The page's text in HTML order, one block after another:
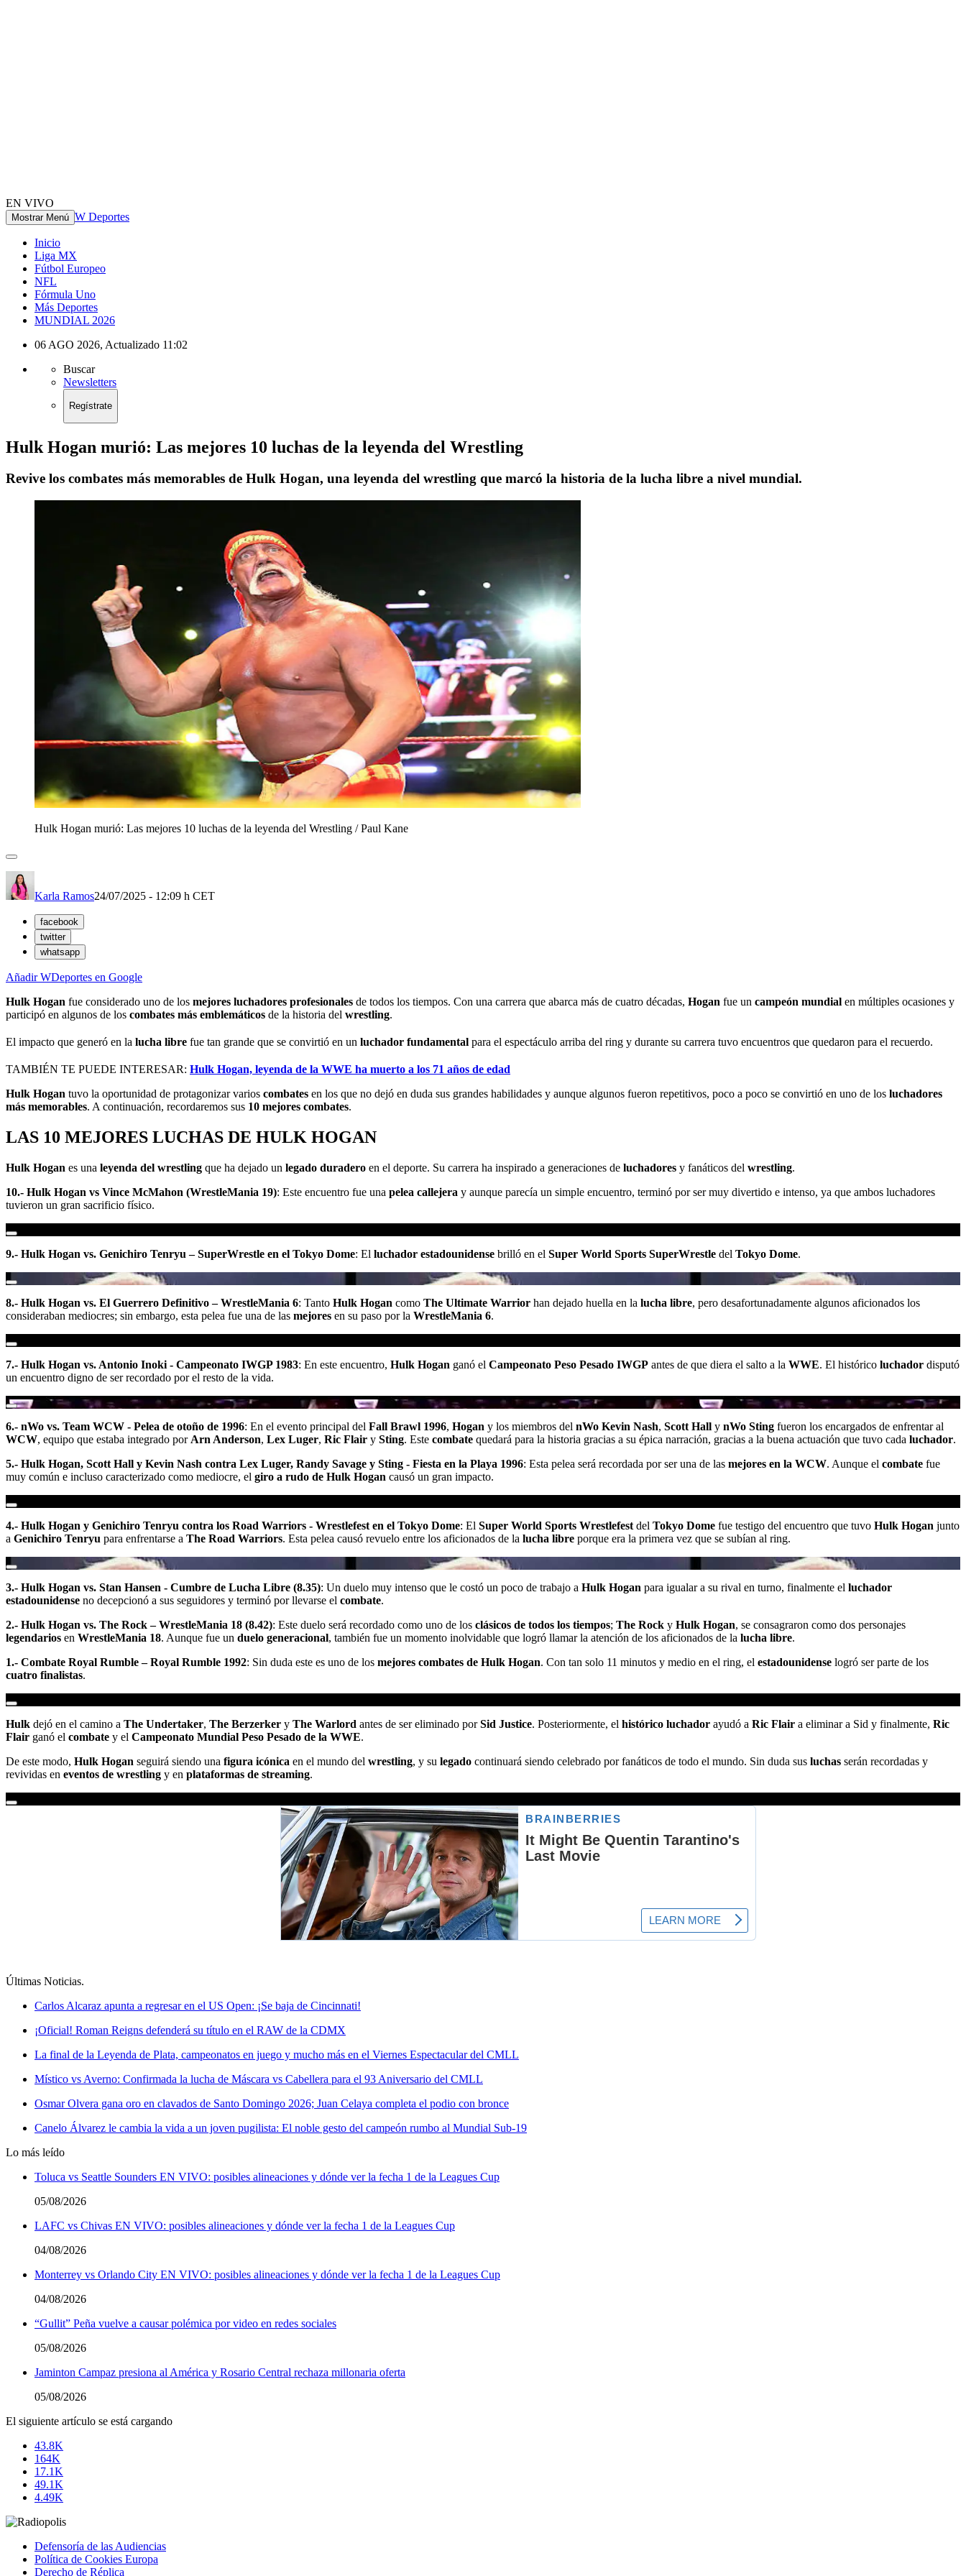
EN VIVO
Mostrar Menú W Deportes
Inicio
Liga MX
Fútbol Europeo
NFL
Fórmula Uno
Más Deportes
MUNDIAL 2026
06 AGO 2026, Actualizado 11:02
Buscar
Newsletters
Regístrate
Hulk Hogan murió: Las mejores 10 luchas de la leyenda del Wrestling
Revive los combates más memorables de Hulk Hogan, una leyenda del wrestling que marcó la historia de la lucha libre a nivel mundial.
Hulk Hogan murió: Las mejores 10 luchas de la leyenda del Wrestling /Paul Kane
Karla Ramos24/07/2025 - 12:09 h CET
facebook
twitter
whatsapp
Añadir WDeportes en Google
Hulk Hogan fue considerado uno de los mejores luchadores profesionales de todos los tiempos. Con una carrera que abarca más de cuatro décadas, Hogan fue un campeón mundial en múltiples ocasiones y
participó en algunos de los combates más emblemáticos de la historia del wrestling.
El impacto que generó en la lucha libre fue tan grande que se convirtió en un luchador fundamental para el espectáculo arriba del ring y durante su carrera tuvo encuentros que quedaron para el recuerdo.
TAMBIÉN TE PUEDE INTERESAR: Hulk Hogan, leyenda de la WWE ha muerto a los 71 años de edad
Hulk Hogan tuvo la oportunidad de protagonizar varios combates en los que no dejó en duda sus grandes habilidades y aunque algunos fueron repetitivos, poco a poco se convirtió en uno de los luchadores
más memorables. A continuación, recordaremos sus 10 mejores combates.
LAS 10 MEJORES LUCHAS DE HULK HOGAN
Hulk Hogan es una leyenda del wrestling que ha dejado un legado duradero en el deporte. Su carrera ha inspirado a generaciones de luchadores y fanáticos del wrestling.
10.- Hulk Hogan vs Vince McMahon (WrestleMania 19): Este encuentro fue una pelea callejera y aunque parecía un simple encuentro, terminó por ser muy divertido e intenso, ya que ambos luchadores
tuvieron un gran sacrificio físico.
9.- Hulk Hogan vs. Genichiro Tenryu – SuperWrestle en el Tokyo Dome: El luchador estadounidense brilló en el Super World Sports SuperWrestle del Tokyo Dome.
8.- Hulk Hogan vs. El Guerrero Definitivo – WrestleMania 6: Tanto Hulk Hogan como The Ultimate Warrior han dejado huella en la lucha libre, pero desafortunadamente algunos aficionados los
consideraban mediocres; sin embargo, esta pelea fue una de las mejores en su paso por la WrestleMania 6.
7.- Hulk Hogan vs. Antonio Inoki - Campeonato IWGP 1983: En este encuentro, Hulk Hogan ganó el Campeonato Peso Pesado IWGP antes de que diera el salto a la WWE. El histórico luchador disputó
un encuentro digno de ser recordado por el resto de la vida.
6.- nWo vs. Team WCW - Pelea de otoño de 1996: En el evento principal del Fall Brawl 1996, Hogan y los miembros del nWo Kevin Nash, Scott Hall y nWo Sting fueron los encargados de enfrentar al
WCW, equipo que estaba integrado por Arn Anderson, Lex Luger, Ric Flair y Sting. Este combate quedará para la historia gracias a su épica narración, gracias a la buena actuación que tuvo cada luchador.
5.- Hulk Hogan, Scott Hall y Kevin Nash contra Lex Luger, Randy Savage y Sting - Fiesta en la Playa 1996: Esta pelea será recordada por ser una de las mejores en la WCW. Aunque el combate fue
muy común e incluso caracterizado como mediocre, el giro a rudo de Hulk Hogan causó un gran impacto.
4.- Hulk Hogan y Genichiro Tenryu contra los Road Warriors - Wrestlefest en el Tokyo Dome: El Super World Sports Wrestlefest del Tokyo Dome fue testigo del encuentro que tuvo Hulk Hogan junto
a Genichiro Tenryu para enfrentarse a The Road Warriors. Esta pelea causó revuelo entre los aficionados de la lucha libre porque era la primera vez que se subían al ring.
3.- Hulk Hogan vs. Stan Hansen - Cumbre de Lucha Libre (8.35): Un duelo muy intenso que le costó un poco de trabajo a Hulk Hogan para igualar a su rival en turno, finalmente el luchador
estadounidense no decepcionó a sus seguidores y terminó por llevarse el combate.
2.- Hulk Hogan vs. The Rock – WrestleMania 18 (8.42): Este duelo será recordado como uno de los clásicos de todos los tiempos; The Rock y Hulk Hogan, se consagraron como dos personajes
legendarios en WrestleMania 18. Aunque fue un duelo generacional, también fue un momento inolvidable que logró llamar la atención de los aficionados de la lucha libre.
1.- Combate Royal Rumble – Royal Rumble 1992: Sin duda este es uno de los mejores combates de Hulk Hogan. Con tan solo 11 minutos y medio en el ring, el estadounidense logró ser parte de los
cuatro finalistas.
Hulk dejó en el camino a The Undertaker, The Berzerker y The Warlord antes de ser eliminado porSid Justice. Posteriormente, el histórico luchador ayudó a Ric Flair a eliminar a Sid y finalmente, Ric
Flair ganó el combate y el Campeonato Mundial Peso Pesado de la WWE.
De este modo, Hulk Hogan seguirá siendo una figura icónica en el mundo del wrestling, y su legado continuará siendo celebrado por fanáticos de todo el mundo. Sin duda sus luchas serán recordadas y
revividas en eventos de wrestling y en plataformas de streaming.
Últimas Noticias.
Carlos Alcaraz apunta a regresar en el US Open: ¡Se baja de Cincinnati!
¡Oficial! Roman Reigns defenderá su título en el RAW de la CDMX
La final de la Leyenda de Plata, campeonatos en juego y mucho más en el Viernes Espectacular del CMLL
Místico vs Averno: Confirmada la lucha de Máscara vs Cabellera para el 93 Aniversario del CMLL
Osmar Olvera gana oro en clavados de Santo Domingo 2026; Juan Celaya completa el podio con bronce
Canelo Álvarez le cambia la vida a un joven pugilista: El noble gesto del campeón rumbo al Mundial Sub-19
Lo más leído
Toluca vs Seattle Sounders EN VIVO: posibles alineaciones y dónde ver la fecha 1 de la Leagues Cup
05/08/2026
LAFC vs Chivas EN VIVO: posibles alineaciones y dónde ver la fecha 1 de la Leagues Cup
04/08/2026
Monterrey vs Orlando City EN VIVO: posibles alineaciones y dónde ver la fecha 1 de la Leagues Cup
04/08/2026
“Gullit” Peña vuelve a causar polémica por video en redes sociales
05/08/2026
Jaminton Campaz presiona al América y Rosario Central rechaza millonaria oferta
05/08/2026
El siguiente artículo se está cargando
43.8K
164K
17.1K
49.1K
4.49K
Defensoría de las Audiencias
Política de Cookies Europa
Derecho de Réplica